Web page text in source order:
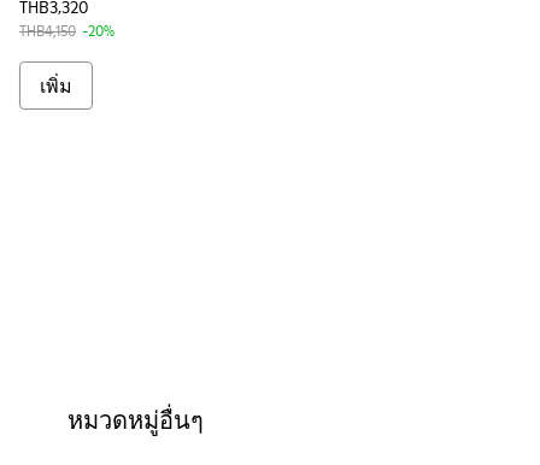
THB3,320
THB4,150 -20%
เพิ่ม
หมวดหมู่อื่นๆ